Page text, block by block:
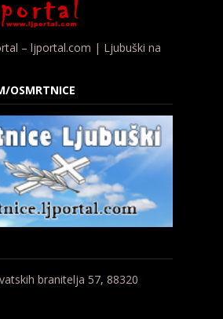
– ljportal.com | Ljubuški na
OSMRTNICE
branitelja 57, 88320